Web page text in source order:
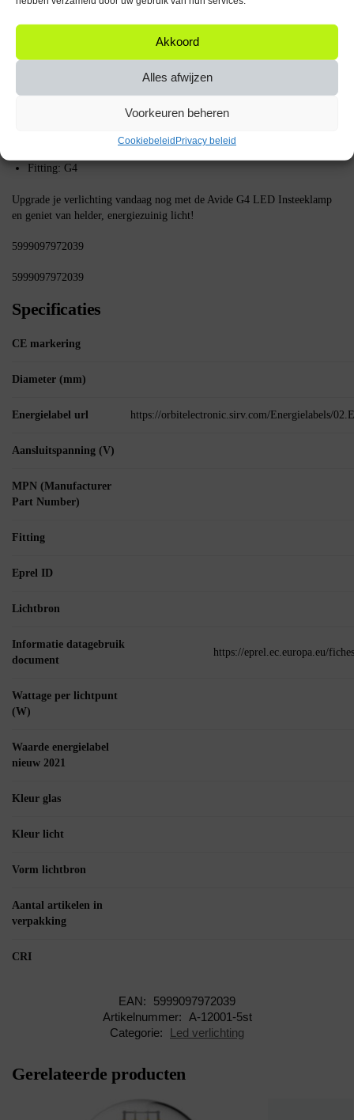
Akkoord
Alles afwijzen
Voorkeuren beheren
CookiebeleidPrivacy beleid
Kleurtemperatuur: 4000K (wit licht)
Levensduur: 25.000 uur
Fitting: G4
Upgrade je verlichting vandaag nog met de Avide G4 LED Insteeklamp
en geniet van helder, energiezuinig licht!
5999097972039
5999097972039
Specificaties
CE markering
Diameter (mm)
Energielabel url https://orbitelectronic.sirv.com/Energielabels/
Aansluitspanning (V)
MPN (Manufacturer
Part Number)
Fitting
Eprel ID
Lichtbron
Informatie datagebruik
document
https://eprel.ec.europa.eu/
Wattage per lichtpunt
(W)
Waarde energielabel
nieuw 2021
Kleur glas
Kleur licht
Vorm lichtbron
Aantal artikelen in
verpakking
CRI
EAN:
5999097972039
Artikelnummer: A-12001-5st
Categorie:
Led verlichting
Gerelateerde producten